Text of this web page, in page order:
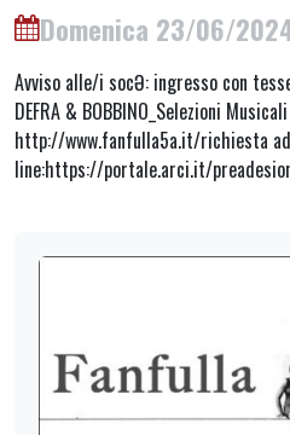
Domenica 23/06/
Avviso alle/i socƏ: ingresso con
DEFRA & BOBBINO_Selezioni
http://www.fanfulla5a.it/richiesta
line:https://portale.arci.it/